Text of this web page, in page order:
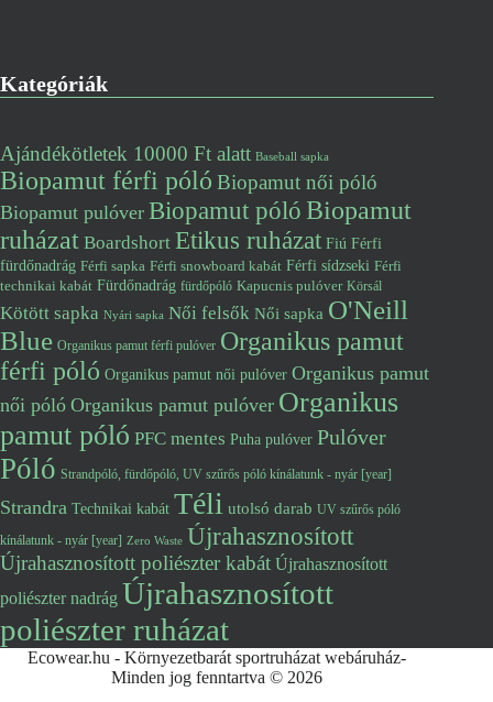
Kategóriák
Ajándékötletek 10000 Ft alatt Baseball sapka
Biopamut férfi póló Biopamut női póló
Biopamut pulóver Biopamut pólóBiopamut
ruházat Boardshort Etikus ruházat Fiú Férfi
fürdőnadrág Férfi sapka Férfi snowboard kabát Férfi sídzseki Férfi
technikai kabát Fürdőnadrág fürdőpóló Kapucnis pulóver Körsál
Kötött sapka Nyári sapka Női felsők Női sapka O'Neill
Blue Organikus pamut férfi pulóver Organikus pamut
férfi póló Organikus pamut női pulóver Organikus pamut
női póló Organikus pamut pulóver Organikus
pamut póló PFC mentes Puha pulóver Pulóver
Póló Strandpóló, fürdőpóló, UV szűrős póló kínálatunk - nyár [year]
Strandra Technikai kabát Téli utolsó darab UV szűrős póló
kínálatunk - nyár [year] Zero Waste Újrahasznosított
Újrahasznosított poliészter kabát Újrahasznosított
poliészter nadrág Újrahasznosított
poliészter ruházat
Ecowear.hu - Környezetbarát sportruházat webáruház-
Minden jog fenntartva © 2026